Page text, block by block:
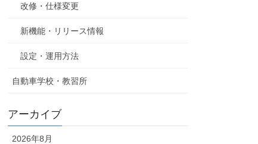
改修・仕様変更
新機能・リリース情報
設定・運用方法
自動車学校・教習所
アーカイブ
2026年8月